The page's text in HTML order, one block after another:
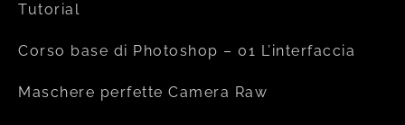
Tutorial
Corso base di Photoshop – 01 L’interfaccia
Maschere perfette Camera Raw